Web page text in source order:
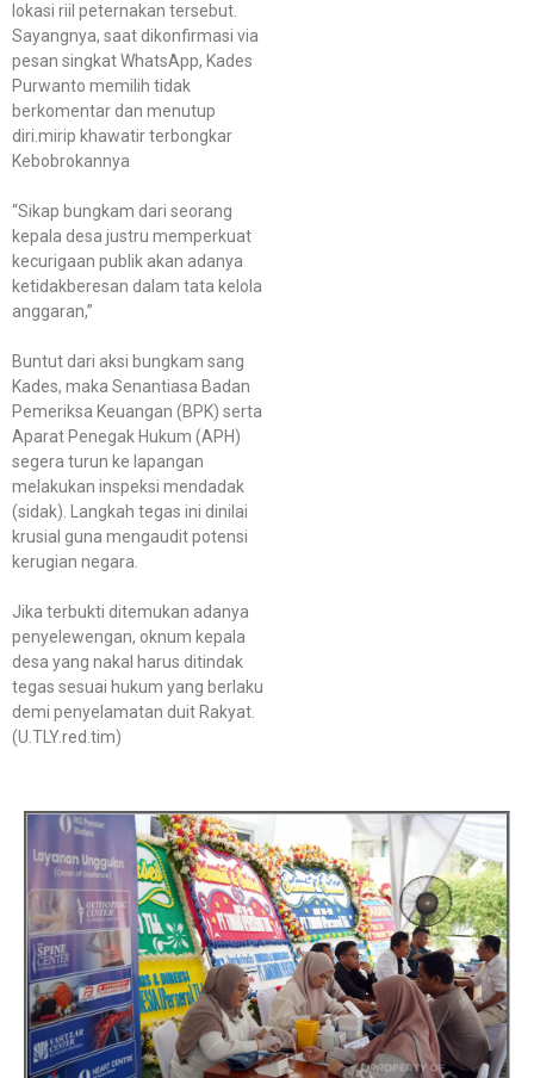
lokasi riil peternakan tersebut.
Sayangnya, saat dikonfirmasi via
pesan singkat WhatsApp, Kades
Purwanto memilih tidak
berkomentar dan menutup
diri.mirip khawatir terbongkar
Kebobrokannya
“Sikap bungkam dari seorang
kepala desa justru memperkuat
kecurigaan publik akan adanya
ketidakberesan dalam tata kelola
anggaran,”
Buntut dari aksi bungkam sang
Kades, maka Senantiasa Badan
Pemeriksa Keuangan (BPK) serta
Aparat Penegak Hukum (APH)
segera turun ke lapangan
melakukan inspeksi mendadak
(sidak). Langkah tegas ini dinilai
krusial guna mengaudit potensi
kerugian negara.
Jika terbukti ditemukan adanya
penyelewengan, oknum kepala
desa yang nakal harus ditindak
tegas sesuai hukum yang berlaku
demi penyelamatan duit Rakyat.
(U.TLY.red.tim)